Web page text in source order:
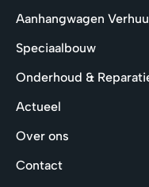
Aanhangwagen
Speciaalbouw
Onderhoud &
Actueel
Over ons
Contact